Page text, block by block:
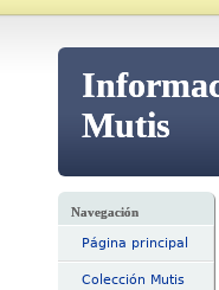
Mutis
Navegación
Página principal
Colección Mutis